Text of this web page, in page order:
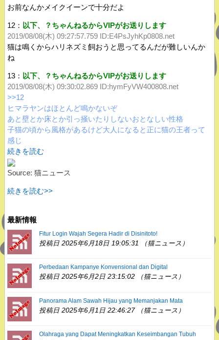
お前なんかメイクイーンで十分だよ
12： 以下、？ちゃんねるからVIPがお送りします
2019/08/08(木) 09:27:57.759 ID:E4PsJyhKp0808.net
猫は鳴くからハリネズミ飼おうと思ってるんだが難しいんか
ね
13： 以下、？ちゃんねるからVIPがお送りします
2019/08/08(木) 09:30:02.869 ID:hymFyVW400808.net
>>12
ヒマラヤンはほとんど鳴かないぞ
あと壁とか床とか引っ掻いたりしないおとなしい性格
子猫の頃から風格があるけど大人になると正に猫の王者って
感じ
続きを読む
Source: 猫ニュース
続きを読む>>
最新情報
Fitur Login Wajah Segera Hadir di Disinitoto!
投稿日 2025年6月18日 19:05:31 （猫ニュース）
Perbedaan Kampanye Konvensional dan Digital
投稿日 2025年6月2日 23:15:02 （猫ニュース）
Panorama Alam Sawah Hijau yang Memanjakan Mata
投稿日 2025年6月1日 22:46:27 （猫ニュース）
Olahraga yang Dapat Meningkatkan Keseimbangan Tubuh